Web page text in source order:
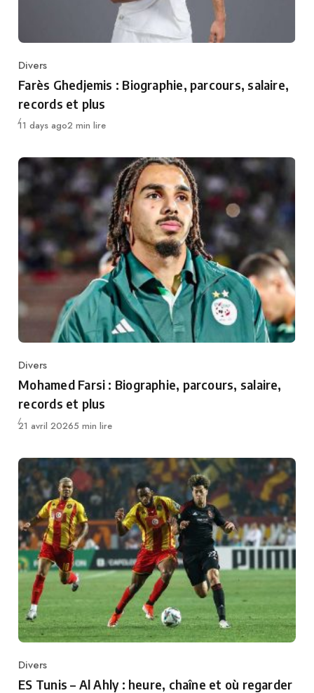
Category
Divers
Farès Ghedjemis : Biographie, parcours, salaire,
records et plus
Publié
11 days ago2 min lire
Category
Divers
Mohamed Farsi : Biographie, parcours, salaire,
records et plus
Publié
21 avril 20265 min lire
Category
Divers
ES Tunis – Al Ahly : heure, chaîne et où regarder